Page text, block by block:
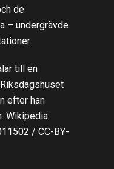
de
– undergrävde
till en
efter han
Wikipedia
/ CC-BY-